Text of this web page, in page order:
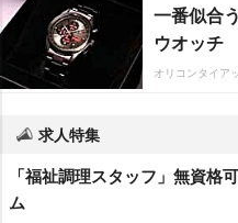
一番似合
ウオッチ
オリコンタイア
求人特集
「福祉調理スタッフ」無資格
ム